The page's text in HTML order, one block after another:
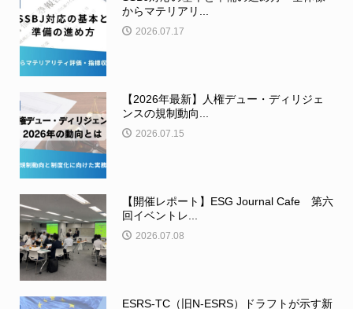
からマテリアリ...
2026.07.17
【2026年最新】人権デュー・ディリジェ
ンスの規制動向...
2026.07.15
【開催レポート】ESG Journal Cafe 第六
回イベントレ...
2026.07.08
ESRS-TC（旧N-ESRS）ドラフトが示す新